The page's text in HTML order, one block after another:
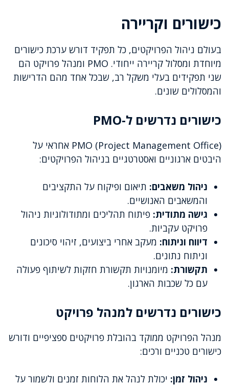
כישורים וקריירה
בעולם ניהול הפרויקטים, כל תפקיד דורש ערכת כישורים
מיוחדת ומסלול קריירה ייחודי. PMO ומנהל פרויקט הם
שני תפקידים בעלי משקל רב, שבכל אחד מהם הדרישות
והמסלולים שונים.
כישורים נדרשים ל-PMO
PMO (Project Management Office) אחראי על
היבטים ארגוניים ואסטרטגיים בניהול הפרויקטים:
ניהול משאבים: תיאום ופיקוח על התקציבים
והמשאבים האנושיים.
גישה מתודית: פיתוח תהליכים ומתודולוגיות ניהול
פרויקט עקביות.
דיווח וניתוח: מעקב אחרי ביצועים, זיהוי סיכונים
וניתוח נתונים.
תקשורת: מיומנויות תקשורת חזקות לשיתוף פעולה
עם כל שכבות הארגון.
כישורים נדרשים למנהל פרויקט
מנהל הפרויקט ממוקד בהובלת פרויקטים ספציפיים ודורש
כישורים טכניים ורכים:
ניהול זמן: יכולת לנהל את הלוחות זמנים ולשמור על